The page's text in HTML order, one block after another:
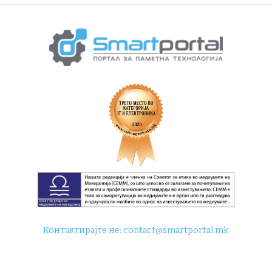
Контактирајте не:contact@smartportal.mk